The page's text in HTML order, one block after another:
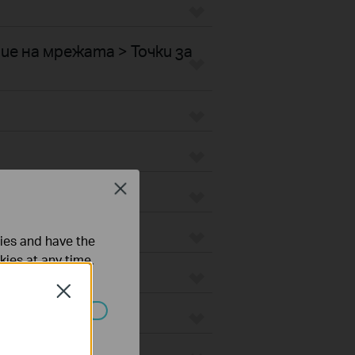
на мрежата > Точки за
Close
and have the
at any time.
in your
Close